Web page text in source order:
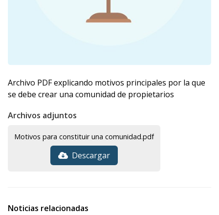
Archivo PDF explicando motivos principales por la que
se debe crear una comunidad de propietarios
Archivos adjuntos
Motivos para constituir una comunidad.pdf
Descargar
Noticias relacionadas